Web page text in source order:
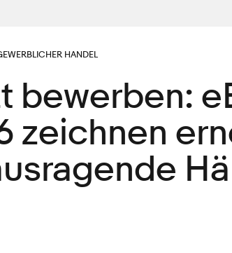
HANDEL
bewerben:
zeichnen